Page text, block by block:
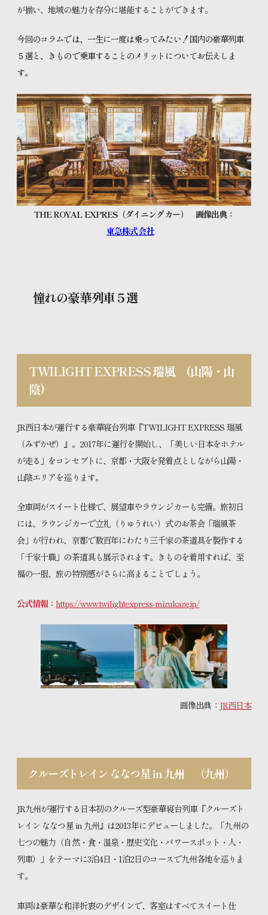
知るほど広がる きものの魅力
サイトマップ
お問い合わせ
が揃い、地域の魅力を存分に堪能することができます。
今回のコラムでは、一生に一度は乗ってみたい！国内の豪華列車
５選と、きもので乗車することのメリットについてお伝えしま
す。
THE ROYAL EXPRES（ダイニングカー） 画像出典：
東急株式会社
憧れの豪華列車５選
TWILIGHT EXPRESS 瑞風(山陽・山
陰)
JR西日本が運行する豪華寝台列車『TWILIGHT EXPRESS 瑞風
（みずかぜ）』。2017年に運行を開始し、「美しい日本をホテル
が走る」をコンセプトに、京都・大阪を発着点としながら山陽・
山陰エリアを巡ります。
全車両がスイート仕様で、展望車やラウンジカーも完備。旅初日
には、ラウンジカーで立礼（りゅうれい）式のお茶会「瑞風茶
会」が行われ、京都で数百年にわたり三千家の茶道具を製作する
「千家十職」の茶道具も展示されます。きものを着用すれば、至
福の一服、旅の特別感がさらに高まることでしょう。
公式情報：https://www.twilightexpress-mizukaze.jp/
画像出典： JR西日本
クルーズトレイン ななつ星 in 九州 （九州）
JR九州が運行する日本初のクルーズ型豪華寝台列車『クルーズト
レイン ななつ星 in 九州』は2013年にデビューしました。「九州の
七つの魅力（自然・食・温泉・歴史文化・パワースポット・人・
列車）」をテーマに3泊4日・1泊2日のコースで九州各地を巡りま
す。
車両は豪華な和洋折衷のデザインで、客室はすべてスイート仕